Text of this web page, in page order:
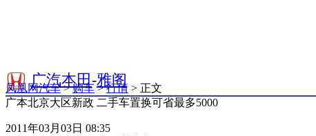
广汽本田-雅阁
凤凰网汽车>购车>行情 > 正文
广本北京大区新政 二手车置换可省最多5000
2011年03月03日 08:35